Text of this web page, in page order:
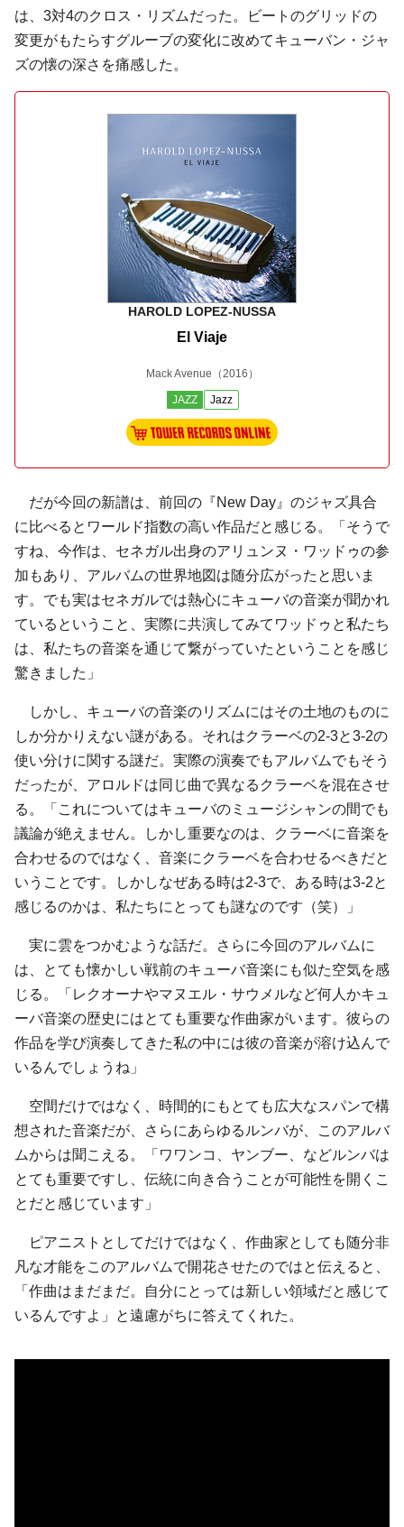
は、3対4のクロス・リズムだった。ビートのグリッドの
変更がもたらすグルーブの変化に改めてキューバン・ジャ
ズの懐の深さを痛感した。
HAROLD LOPEZ-NUSSA
El Viaje
Mack Avenue （2016）
JAZZ Jazz
だが今回の新譜は、前回の『New Day』のジャズ具合
に比べるとワールド指数の高い作品だと感じる。「そうで
すね、今作は、セネガル出身のアリュンヌ・ワッドゥの参
加もあり、アルバムの世界地図は随分広がったと思いま
す。でも実はセネガルでは熱心にキューバの音楽が聞かれ
ているということ、実際に共演してみてワッドゥと私たち
は、私たちの音楽を通じて繋がっていたということを感じ
驚きました」
しかし、キューバの音楽のリズムにはその土地のものに
しか分かりえない謎がある。それはクラーベの2-3と3-2の
使い分けに関する謎だ。実際の演奏でもアルバムでもそう
だったが、アロルドは同じ曲で異なるクラーベを混在させ
る。「これについてはキューバのミュージシャンの間でも
議論が絶えません。しかし重要なのは、クラーベに音楽を
合わせるのではなく、音楽にクラーベを合わせるべきだと
いうことです。しかしなぜある時は2-3で、ある時は3-2と
感じるのかは、私たちにとっても謎なのです（笑）」
実に雲をつかむような話だ。さらに今回のアルバムに
は、とても懐かしい戦前のキューバ音楽にも似た空気を感
じる。「 レクオーナやマヌエル・サウメルなど何人かキュ
ーバ音楽の歴史にはとても重要な作曲家がいます。彼らの
作品を学び演奏してきた私の中には彼の音楽が溶け込んで
いるんでしょうね」
空間だけではなく、時間的にもとても広大なスパンで構
想された音楽だが、さらにあらゆるルンバが、このアルバ
ムからは聞こえる。「ワワンコ、ヤンブー、などルンバは
とても重要ですし、伝統に向き合うことが可能性を開くこ
とだと感じています」
ピアニストとしてだけではなく、作曲家としても随分非
凡な才能をこのアルバムで開花させたのではと伝えると、
「作曲はまだまだ。自分にとっては新しい領域だと感じて
いるんですよ」と遠慮がちに答えてくれた。